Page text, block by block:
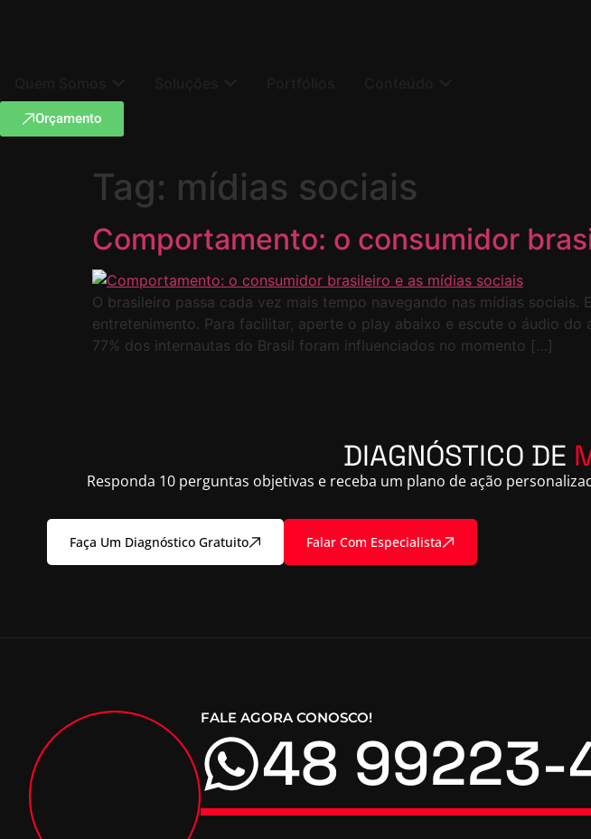
Orçamento
Tag: mídias sociais
Comportamento: o consumidor
O brasileiro passa cada vez mais tempo navegando nas mídias
entretenimento. Para facilitar, aperte o play abaixo e escute o áudio
77% dos internautas do Brasil foram influenciados no momento […]
DIAGNÓSTICO DE
Responda 10 perguntas objetivas e receba um plano de ação
Faça Um Diagnóstico Gratuito Falar Com Especialista
FALE AGORA CONOSCO!
48 99223-